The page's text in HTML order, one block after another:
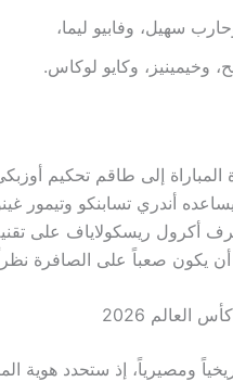
سهيل، وفابيو ليما،
وخيمينيز، وكايو لوكاس.
المباراة إلى طاقم تحكيم
41 عاماً، ويساعده أندري تسابنكو
يكون صعباً على الصافرة
2026
ومصيرياً، إذ ستحدد هوية